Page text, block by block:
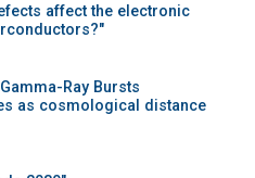
affect the electronic
Ray Bursts
as cosmological distance